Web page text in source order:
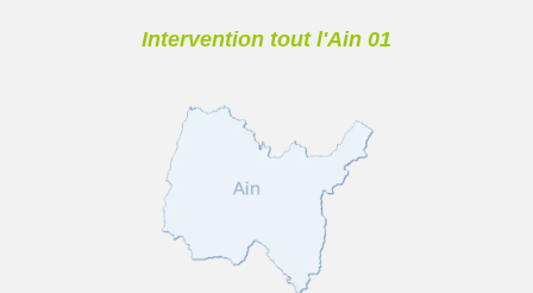
Intervention tout l'Ain 01